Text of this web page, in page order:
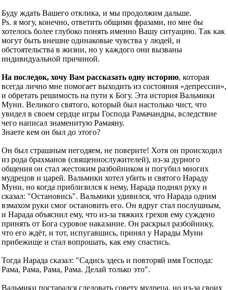
Буду ждать Вашего отклика, и мы продолжим дальше.
Ps. я могу, конечно, ответить общими фразами, но мне бы
хотелось более глубоко понять именно Вашу ситуацию. Так как
могут быть внешне одинаковые чувства у людей, и
обстоятельства в жизни, но у каждого они вызваны
индивидуальной причиной.
На последок, хочу Вам рассказать одну историю, которая
всегда лично мне помогает выходить из состояния «депрессии»,
и обретать решимость на пути к Богу. Эта история Вальмики
Муни. Великого святого, который был настолько чист, что
увидел в своем сердце игры Господа Рамачандры, вследствие
чего написал знаменитую Рамаяну.
Знаете кем он был до этого?
Он был страшным негодяем, не поверите! Хотя он происходил
из рода брахманов (священнослужителей), из-за дурного
общения он стал жестоким разбойником и погубил многих
мудрецов и царей. Вальмики хотел убить и святого Нараду
Муни, но когда приблизился к нему, Нарада поднял руку и
сказал: "Остановись". Вальмики удивился, что Нарада одним
взмахом руки смог остановить его. Он вдруг стал послушным,
и Нарада объяснил ему, что из-за тяжких грехов ему суждено
принять от Бога суровое наказание. Он раскрыл разбойнику,
что его ждёт, и тот, испугавшись, принял у Нарады Муни
прибежище и стал вопрошать, как ему спастись.
Тогда Нарада сказал: "Садись здесь и повторяй имя Господа:
Рама, Рама, Рама, Рама. Делай только это".
Вальмики постарался следовать совету мудреца, но из-за своих